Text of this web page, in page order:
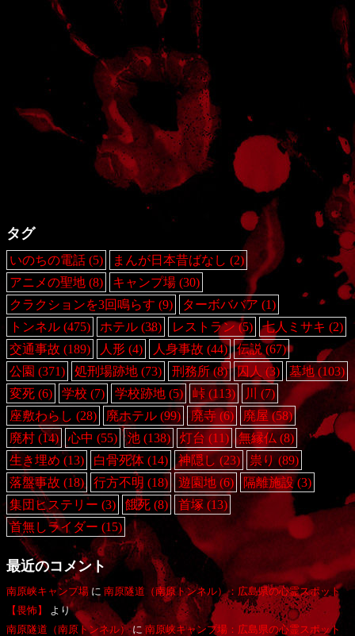
タグ
いのちの電話 (5) まんが日本昔ばなし (2)
アニメの聖地 (8) キャンプ場 (30)
クラクションを3回鳴らす (9) ターボババア (1)
トンネル (475) ホテル (38) レストラン(5) 七人ミサキ (2)
交通事故 (189) 人形 (4) 人身事故 (44) 伝説 (67)
公園 (371) 処刑場跡地 (73) 刑務所(8) 囚人 (3) 墓地(103)
変死 (6) 学校 (7) 学校跡地(5) 峠(113) 川
(7)
座敷わらし (28) 廃ホテル (99) 廃寺(6) 廃屋(58)
廃村 (14) 心中 (55) 池(138) 灯台 (11) 無縁仏 (8)
生き埋め (13) 白骨死体 (14) 神隠し (23) 祟り(89)
落盤事故 (18) 行方不明 (18) 遊園地(6) 隔離施設(3)
集団ヒステリー (3) 餓死 (8) 首塚(13)
首無しライダー (15)
最近のコメント
南原峡キャンプ場 に 南原隧道（南原トンネル）：広島県の心霊スポット
【畏怖】
より
南原隧道（南原トンネル）に南原峡キャンプ場：広島県の心霊スポット